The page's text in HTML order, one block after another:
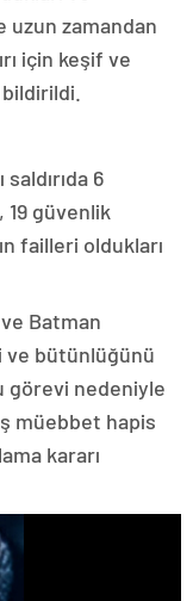
uzun zamandan
için keşif ve
6
güvenlik
failleri oldukları
Batman
ve bütünlüğünü
görevi nedeniyle
müebbet hapis
kararı